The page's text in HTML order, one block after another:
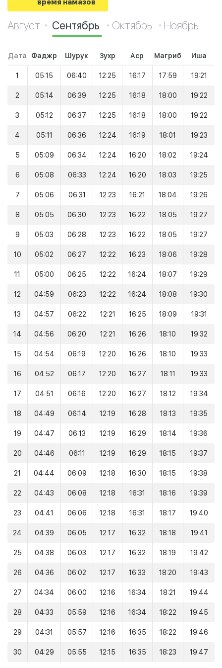
время намазов
Август Сентябрь Октябрь Ноябрь
Дата Фаджр Шурук Зухр Аср Магриб Иша
1 05:15 06:40 12:25 16:17 17:59 19:21
2 05:14 06:39 12:25 16:18 18:00 19:22
3 05:12 06:37 12:25 16:18 18:00 19:22
4 05:11 06:36 12:24 16:19 18:01 19:23
5 05:09 06:34 12:24 16:20 18:02 19:24
6 05:08 06:33 12:24 16:20 18:03 19:25
7 05:06 06:31 12:23 16:21 18:04 19:26
8 05:05 06:30 12:23 16:22 18:05 19:27
9 05:03 06:28 12:23 16:22 18:05 19:27
10 05:02 06:27 12:22 16:23 18:06 19:28
11 05:00 06:25 12:22 16:24 18:07 19:29
12 04:59 06:23 12:22 16:24 18:08 19:30
13 04:57 06:22 12:21 16:25 18:09 19:31
14 04:56 06:20 12:21 16:26 18:10 19:32
15 04:54 06:19 12:20 16:26 18:10 19:33
16 04:52 06:17 12:20 16:27 18:11 19:33
17 04:51 06:16 12:20 16:27 18:12 19:34
18 04:49 06:14 12:19 16:28 18:13 19:35
19 04:47 06:13 12:19 16:29 18:14 19:36
20 04:46 06:11 12:19 16:29 18:15 19:37
21 04:44 06:09 12:18 16:30 18:15 19:38
22 04:43 06:08 12:18 16:31 18:16 19:39
23 04:41 06:06 12:18 16:31 18:17 19:40
24 04:39 06:05 12:17 16:32 18:18 19:41
25 04:38 06:03 12:17 16:32 18:19 19:42
26 04:36 06:02 12:17 16:33 18:20 19:43
27 04:34 06:00 12:16 16:34 18:21 19:44
28 04:33 05:59 12:16 16:34 18:22 19:45
29 04:31 05:57 12:16 16:35 18:22 19:46
30 04:29 05:55 12:15 16:35 18:23 19:47